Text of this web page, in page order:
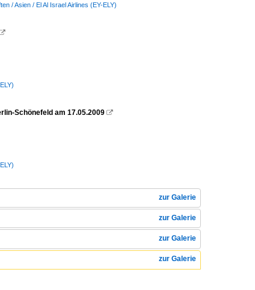
/ Asien / El Al Israel Airlines (EY-ELY)
Schönefeld am 17.05.2009 
zur Galerie
zur Galerie
zur Galerie
zur Galerie